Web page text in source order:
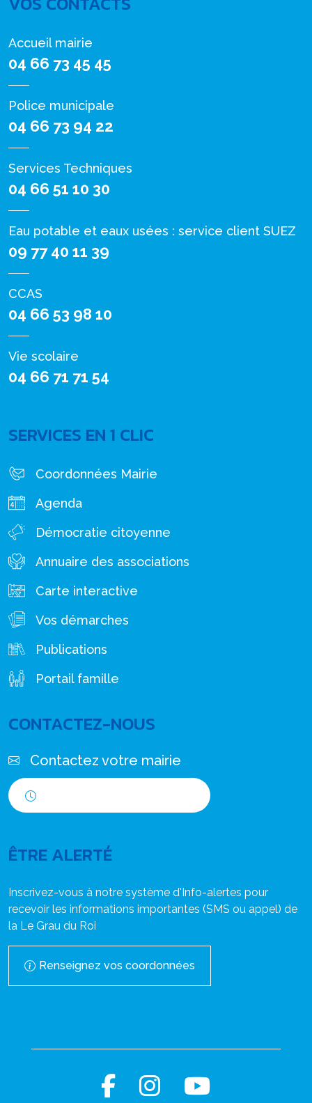
Accueil mairie
04 66 73 45 45
Police municipale
04 66 73 94 22
Services Techniques
04 66 51 10 30
Eau potable et eaux usées : service client SUEZ
09 77 40 11 39
CCAS
04 66 53 98 10
Vie scolaire
04 66 71 71 54
SERVICES EN 1 CLIC
Coordonnées Mairie
Agenda
Démocratie citoyenne
Annuaire des associations
Carte interactive
Vos démarches
Publications
Portail famille
CONTACTEZ-NOUS
Contactez votre mairie
ÊTRE ALERTÉ
Inscrivez-vous à notre système d'Info-alertes pour
recevoir les informations importantes (SMS ou appel) de
la Le Grau du Roi
Renseignez vos coordonnées